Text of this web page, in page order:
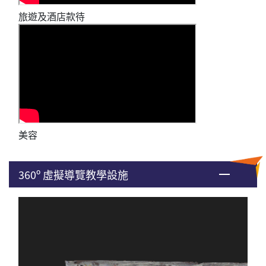
旅遊及酒店款待
美容
360º 虛擬導覽教學設施